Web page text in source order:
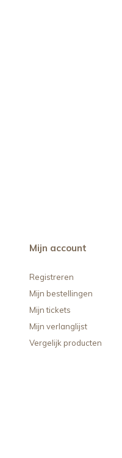
Mijn account
Registreren
Mijn bestellingen
Mijn tickets
Mijn verlanglijst
Vergelijk producten